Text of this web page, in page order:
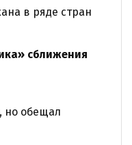
в ряде стран
сближения
но обещал